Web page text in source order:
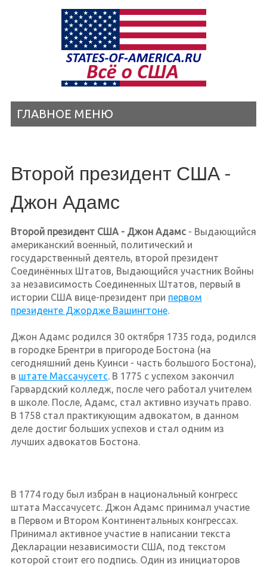
ГЛАВНОЕ МЕНЮ
Второй президент США -
Джон Адамс
Второй президент США - Джон Адамс- Выдающийся
американский военный, политический и
государственный деятель, второй президент
Соединённых Штатов, Выдающийся участник Войны
за независимость Соединенных Штатов, первый в
истории США вице-президент при первом
президенте Джордже Вашингтоне.
Джон Адамс родился 30 октября 1735 года, родился
в городке Брентри в пригороде Бостона (на
сегодняшний день Куинси - часть большого Бостона),
в штате Массачусетс. В 1775 с успехом закончил
Гарвардский колледж, после чего работал учителем
в школе. После, Адамс, стал активно изучать право.
В 1758 стал практикующим адвокатом, в данном
деле достиг больших успехов и стал одним из
лучших адвокатов Бостона.
В 1774 году был избран в национальный конгресс
штата Массачусетс. Джон Адамс принимал участие
в Первом и Втором Континентальных конгрессах.
Принимал активное участие в написании текста
Декларации независимости США, под текстом
которой стоит его подпись. Один из инициаторов